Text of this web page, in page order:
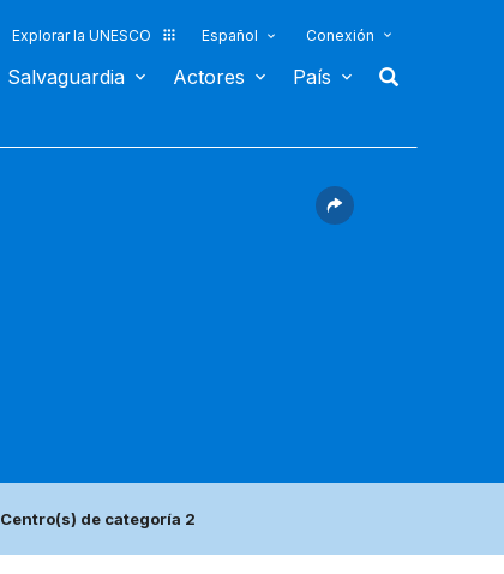
Explorar la UNESCO Español Conexión
Salvaguardia Actores País
Centro(s) de categoría 2